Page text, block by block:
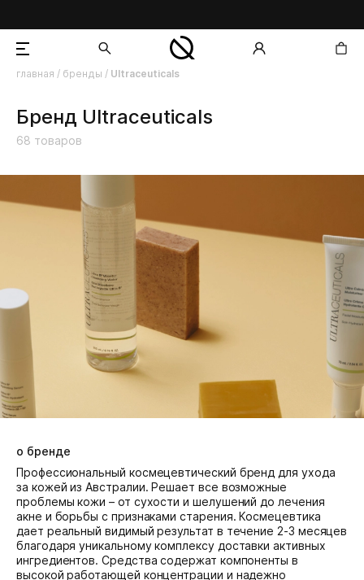
главная / бренды / Ultraceuticals
Бренд Ultraceuticals
68 товаров
о бренде
Профессиональный космецевтический бренд для ухода
за кожей из Австралии. Решает все возможные
проблемы кожи – от сухости и шелушений до лечения
акне и борьбы с признаками старения. Космецевтика
дает реальный видимый результат в течение 2-3 месяцев
благодаря уникальному комплексу доставки активных
ингредиентов. Средства содержат компоненты в
высокой работающей концентрации и надежно